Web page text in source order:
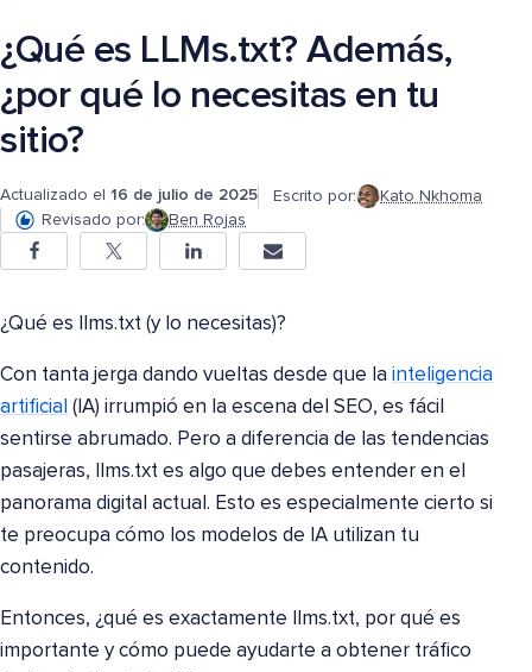
¿Qué es LLMs.txt? Además,
¿por qué lo necesitas en tu
sitio?
Actualizado el 16 de julio de 2025 Escrito por:
Kato Nkhoma
Revisado por:
Ben Rojas
¿Qué es llms.txt (y lo necesitas)?
Con tanta jerga dando vueltas desde que la inteligencia
artificial (IA) irrumpió en la escena del SEO, es fácil
sentirse abrumado. Pero a diferencia de las tendencias
pasajeras, llms.txt es algo que debes entender en el
panorama digital actual. Esto es especialmente cierto si
te preocupa cómo los modelos de IA utilizan tu
contenido.
Entonces, ¿qué es exactamente llms.txt, por qué es
importante y cómo puede ayudarte a obtener tráfico